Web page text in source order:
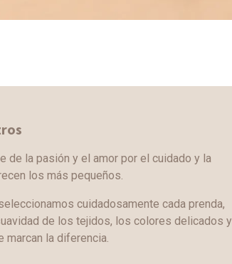
de la pasión y el amor por el cuidado y la
los más pequeños.
cuidadosamente cada prenda,
de los tejidos, los colores delicados y
marcan la diferencia.